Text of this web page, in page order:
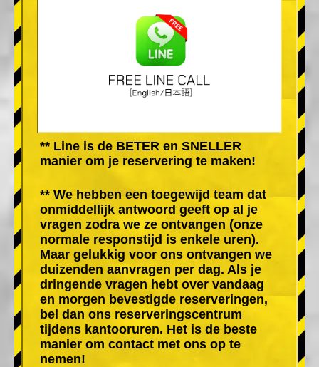
** Line is de BETER en SNELLER
manier om je reservering te maken!
** We hebben een toegewijd team dat
onmiddellijk antwoord geeft op al je
vragen zodra we ze ontvangen (onze
normale responstijd is enkele uren).
Maar gelukkig voor ons ontvangen we
duizenden aanvragen per dag. Als je
dringende vragen hebt over vandaag
en morgen bevestigde reserveringen,
bel dan ons reserveringscentrum
tijdens kantooruren. Het is de beste
manier om contact met ons op te
nemen!